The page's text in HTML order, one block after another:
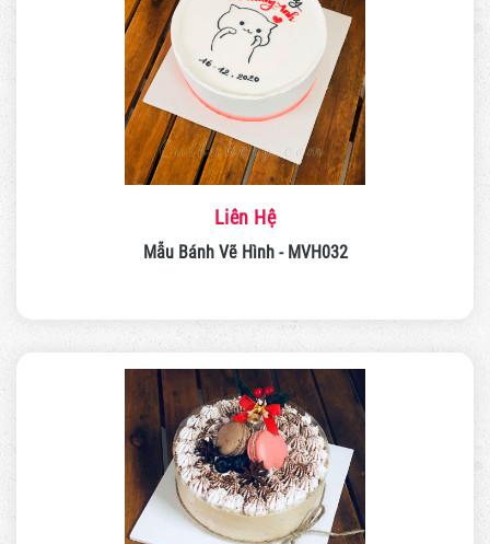
Liên Hệ
Mẫu Bánh Vẽ Hình - MVH032